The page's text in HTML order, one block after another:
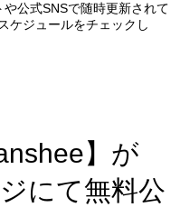
公式SNSで随時更新されて
ケジュールをチェックし
】が
にて無料公